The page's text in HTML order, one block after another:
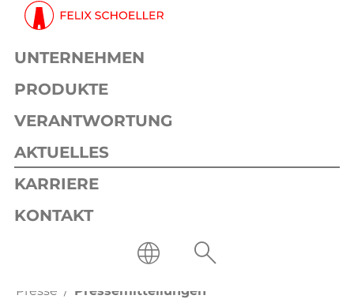
UNTERNEHMEN
PRODUKTE
VERANTWORTUNG
AKTUELLES
KARRIERE
KONTAKT
Presse Pressemitteilungen